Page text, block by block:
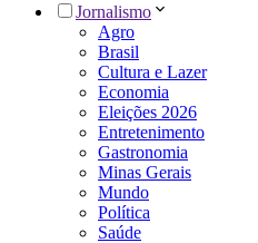
Jornalismo
Agro
Brasil
Cultura e Lazer
Economia
Eleições 2026
Entretenimento
Gastronomia
Minas Gerais
Mundo
Política
Saúde